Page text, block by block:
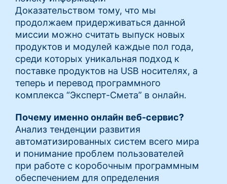
Доказательством тому, что мы
продолжаем придерживаться данной
миссии можно считать выпуск новых
продуктов и модулей каждые пол года,
среди которых уникальная подход к
поставке продуктов на USB носителях, а
теперь и перевод программного
комплекса “Эксперт-Смета” в онлайн.
Почему именно онлайн веб-сервис?
Анализ тенденции развития
автоматизированных систем всего мира
и понимание проблем пользователей
при работе с коробочным программным
обеспечением для определения